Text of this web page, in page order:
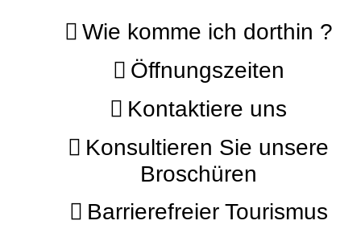
Wie komme ich dorthin ?
Öffnungszeiten
Kontaktiere uns
Konsultieren Sie unsere
Broschüren
Barrierefreier Tourismus